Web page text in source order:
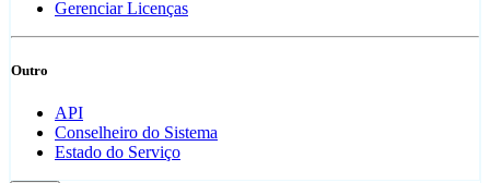
Gerenciar Licenças
Outro
API
Conselheiro do Sistema
Estado do Serviço